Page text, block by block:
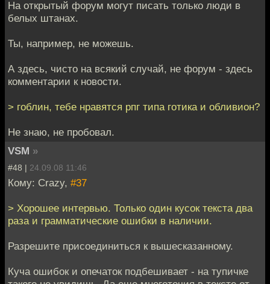
На открытый форум могут писать только люди в
белых штанах.
Ты, например, не можешь.
А здесь, чисто на всякий случай, не форум - здесь
комментарии к новости.
> гоблин, тебе нравятся рпг типа готика и обливион?
Не знаю, не пробовал.
VSM »
#48 | 24.09.08 11:46
Кому: Crazy, #37
> Хорошее интервью. Только один кусок текста два
раза и грамматические ошибки в наличии.
Разрешите присоединиться к вышесказанному.
Куча ошибок и опечаток подбешивает - на тупичке